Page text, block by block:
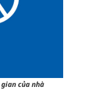
của nhà